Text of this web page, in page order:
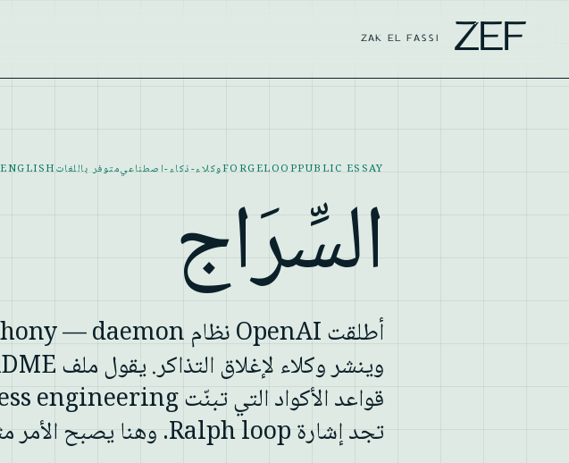
ZEF
ZAK EL FASSI
PUBLIC ESSAY
FORGELOOPوكلاء-ذكاء-اصطناعيمتوفر باللغاتENGLISH
السِّرَاج
تجد إشارة Ralph loop. وهنا يصبح الأمر مثيرًا للاهتمام.